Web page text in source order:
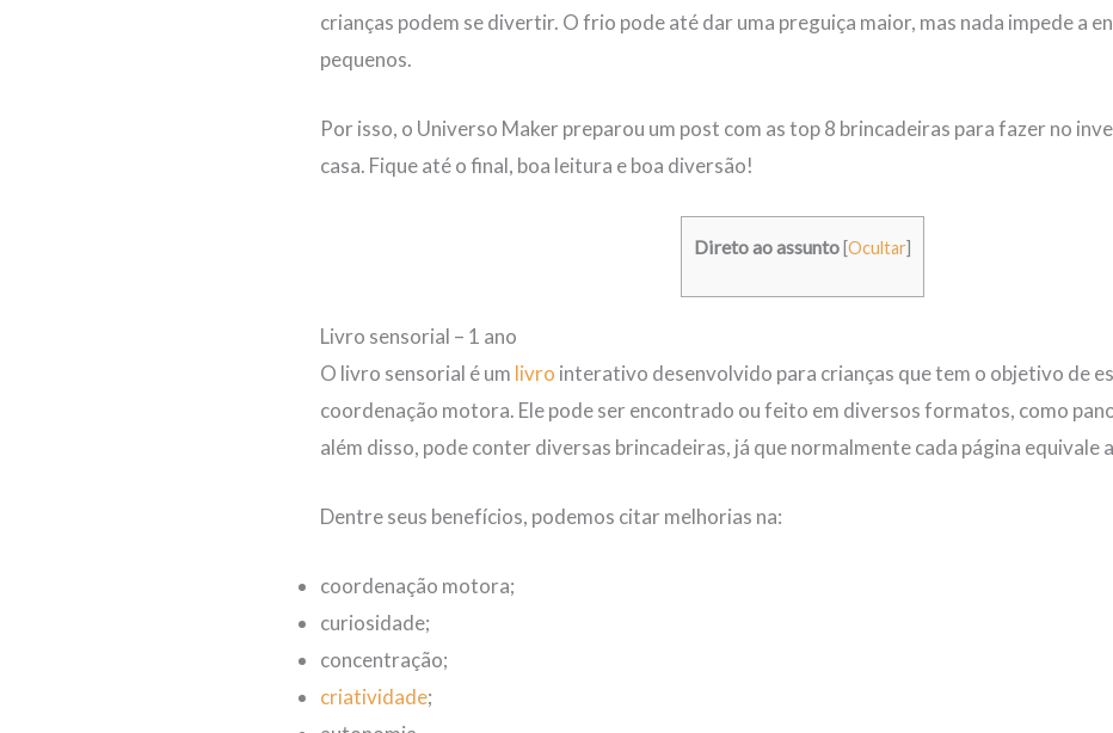
crianças podem se divertir. O frio pode até dar uma preguiça maior, mas nada impede a
pequenos.
Por isso, o Universo Maker preparou um post com as top 8 brincadeiras para fazer no
casa. Fique até o final, boa leitura e boa diversão!
Direto ao assunto Ocultar
Livro sensorial – 1 ano
O livro sensorial é um livro interativo desenvolvido para crianças que tem o objetivo de
coordenação motora. Ele pode ser encontrado ou feito em diversos formatos, como
além disso, pode conter diversas brincadeiras, já que normalmente cada página equivale
Dentre seus benefícios, podemos citar melhorias na:
coordenação motora;
curiosidade;
concentração;
criatividade;